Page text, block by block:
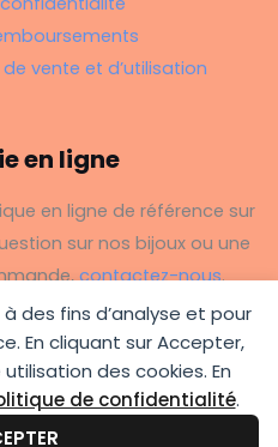
des fins d’analyse et pour
En cliquant sur Accepter,
des cookies. En
de confidentialité.
vente et d’utilisation
en ligne
en ligne de référence sur
sur nos bijoux ou une
contactez-nous.
Bijoux Corail